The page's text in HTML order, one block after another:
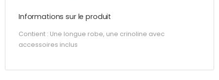
Informations sur le produit
Contient : Une longue robe, une crinoline avec
accessoires inclus